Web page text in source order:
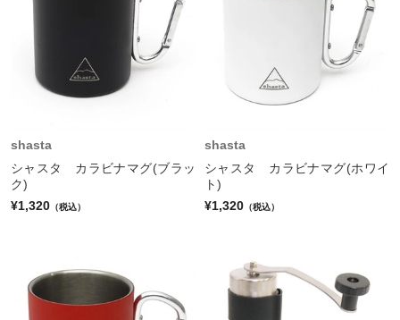
shasta
シャスタ カラビナマグ(ブラッ
ク)
¥1,320 （税込）
shasta
シャスタ カラビナマグ(ホワイ
ト)
¥1,320 （税込）